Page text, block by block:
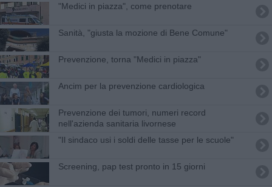
"Medici in piazza", come prenotare
Sanità, "giusta la mozione di Bene Comune"
Prevenzione, torna "Medici in piazza"
Ancim per la prevenzione cardiologica
Prevenzione dei tumori, numeri record
nell'azienda sanitaria livornese
"Il sindaco usi i soldi delle tasse per le scuole"
​Screening, pap test pronto in 15 giorni